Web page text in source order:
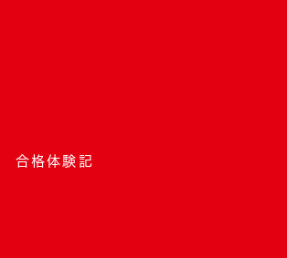
合格体験記